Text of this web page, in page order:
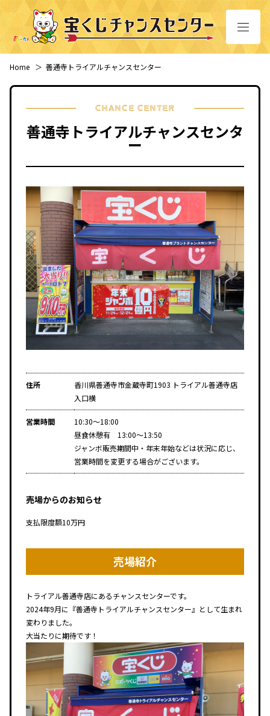
Home ＞ 善通寺トライアルチャンスセンター
CHANCE CENTER
善通寺トライアルチャンスセンタ
ー
住所
香川県善通寺市金蔵寺町1903 トライアル善通寺店
入口横
営業時間
10:30～18:00
昼食休憩有 13:00～13:50
ジャンボ販売期間中・年末年始などは状況に応じ、
営業時間を変更する場合がございます。
売場からのお知らせ
支払限度額10万円
売場紹介
トライアル善通寺店にあるチャンスセンターです。
2024年9月に『善通寺トライアルチャンスセンター』として生まれ
変わりました。
大当たりに期待です！